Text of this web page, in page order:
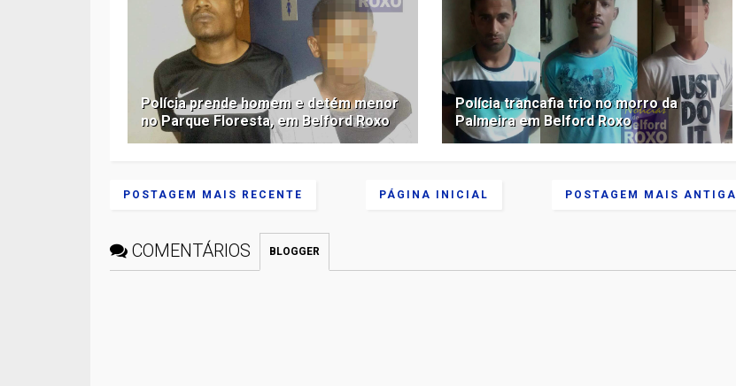
Polícia prende homem e detém menor
no Parque Floresta, em Belford Roxo
Polícia trancafia trio no morro da
Palmeira em Belford Roxo
POSTAGEM MAIS RECENTE POSTAGEM MAIS ANTIGA
PÁGINA INICIAL
COMENTÁRIOS BLOGGER